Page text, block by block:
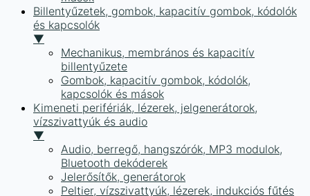
Billentyűzetek, gombok, kapacitív gombok, kódolók
és kapcsolók
▼
Mechanikus, membrános és kapacitív
billentyűzete
Gombok, kapacitív gombok, kódolók,
kapcsolók és mások
Kimeneti perifériák, lézerek, jelgenerátorok,
vízszivattyúk és audio
▼
Audio, berregő, hangszórók, MP3 modulok,
Bluetooth dekóderek
Jelerősítők, generátorok
Peltier, vízszivattyúk, lézerek, indukciós fűtés